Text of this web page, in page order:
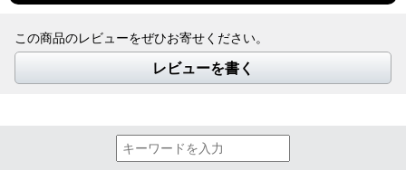
この商品のレビューをぜひお寄せください。
レビューを書く